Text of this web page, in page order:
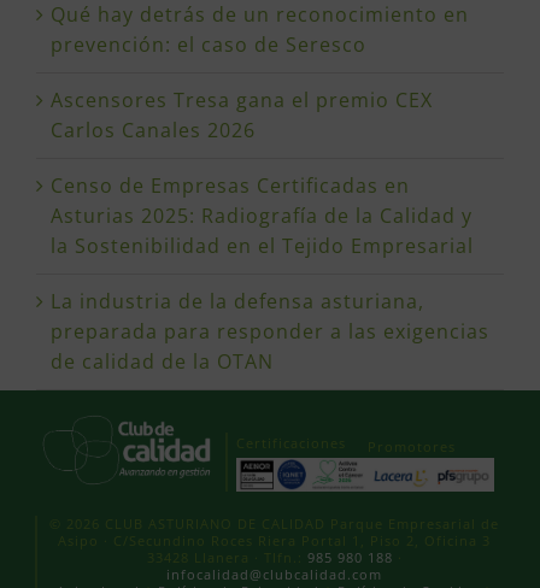
Qué hay detrás de un reconocimiento en
prevención: el caso de Seresco
Ascensores Tresa gana el premio CEX
Carlos Canales 2026
Censo de Empresas Certificadas en
Asturias 2025: Radiografía de la Calidad y
la Sostenibilidad en el Tejido Empresarial
La industria de la defensa asturiana,
preparada para responder a las exigencias
de calidad de la OTAN
Certificaciones Promotores
© 2026 CLUB ASTURIANO DE CALIDAD Parque Empresarial de
Asipo · C/Secundino Roces Riera Portal 1, Piso 2, Oficina 3
33428 Llanera · Tlfn.: 985 980 188
infocalidad@clubcalidad.com